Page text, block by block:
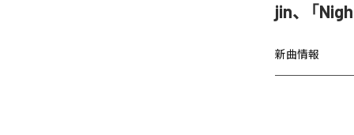
jin、「
新曲情報